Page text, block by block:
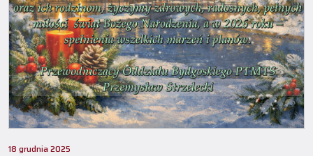
18 grudnia 2025